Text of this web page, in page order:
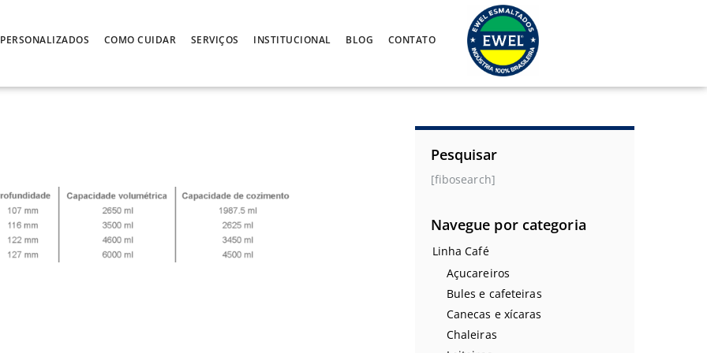
PERSONALIZADOS COMO CUIDAR SERVIÇOS INSTITUCIONAL BLOG CONTATO
Pesquisar
[fibosearch]
Navegue por categoria
Linha Café
Açucareiros
Bules e cafeteiras
Canecas e xícaras
Chaleiras